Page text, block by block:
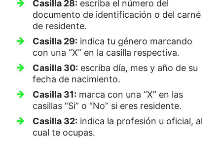
Casilla 28: escriba el número del
documento de identificación o del carné
de residente.
Casilla 29: indica tu género marcando
con una “X” en la casilla respectiva.
Casilla 30: escriba día, mes y año de su
fecha de nacimiento.
Casilla 31: marca con una “X” en las
casillas “Si” o “No” si eres residente.
Casilla 32: indica la profesión u oficial, al
cual te ocupas.